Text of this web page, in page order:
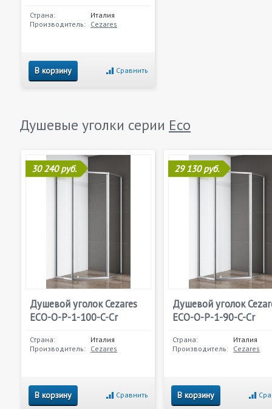
Страна:
Италия
Производитель: Cezares
В корзину Сравнить
Душевые уголки серии Eco
30 240 руб.
Душевой уголок Cezares
ECO-O-P-1-100-C-Cr
Страна:
Италия
Производитель: Cezares
В корзину Сравнить
29 130 руб.
Душевой уголок
ECO-O-P-1-90-C-Cr
Страна:
Италия
Производитель: Cezares
В корзину